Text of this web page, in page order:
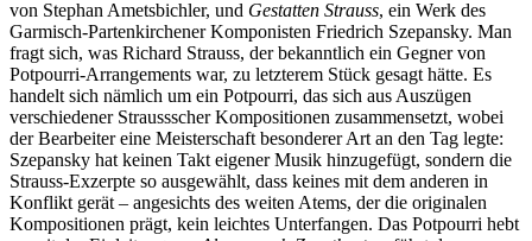
von Stephan Ametsbichler, und Gestatten Strauss, ein Werk des
Garmisch-Partenkirchener Komponisten Friedrich Szepansky. Man
fragt sich, was Richard Strauss, der bekanntlich ein Gegner von
Potpourri-Arrangements war, zu letzterem Stück gesagt hätte. Es
handelt sich nämlich um ein Potpourri, das sich aus Auszügen
verschiedener Straussscher Kompositionen zusammensetzt, wobei
der Bearbeiter eine Meisterschaft besonderer Art an den Tag legte:
Szepansky hat keinen Takt eigener Musik hinzugefügt, sondern die
Strauss-Exzerpte so ausgewählt, dass keines mit dem anderen in
Konflikt gerät – angesichts des weiten Atems, der die originalen
Kompositionen prägt, kein leichtes Unterfangen. Das Potpourri hebt